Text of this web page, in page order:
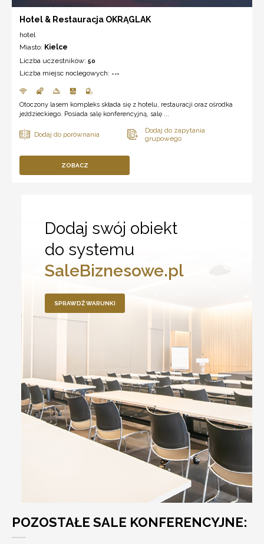
Hotel & Restauracja OKRĄGLAK
hotel
Miasto: Kielce
Liczba uczestników: 50
Liczba miejsc noclegowych: ---
Otoczony lasem kompleks składa się z hotelu, restauracji oraz ośrodka
jeździeckiego. Posiada salę konferencyjną, salę ...
ZOBACZ
Dodaj swój obiekt
do systemu
SaleBiznesowe.pl
SPRAWDŹ WARUNKI
POZOSTAŁE SALE KONFERENCYJNE: